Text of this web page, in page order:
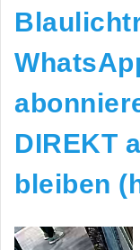
DIREKT
bleiben